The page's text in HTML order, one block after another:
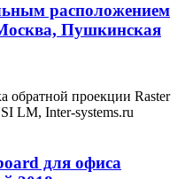
расположением
Пушкинская
обратной проекции Raster
LM, Inter-systems.ru
для офиса